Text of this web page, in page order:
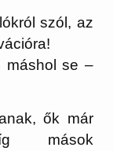
szól, az
máshol se –
ők már
mások